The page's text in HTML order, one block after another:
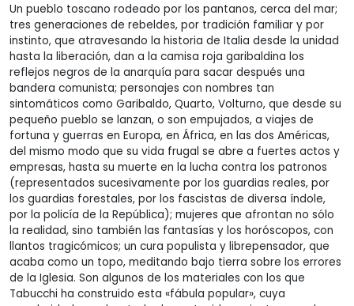
Un pueblo toscano rodeado por los pantanos, cerca del mar;
tres generaciones de rebeldes, por tradición familiar y por
instinto, que atravesando la historia de Italia desde la unidad
hasta la liberación, dan a la camisa roja garibaldina los
reflejos negros de la anarquía para sacar después una
bandera comunista; personajes con nombres tan
sintomáticos como Garibaldo, Quarto, Volturno, que desde su
pequeño pueblo se lanzan, o son empujados, a viajes de
fortuna y guerras en Europa, en África, en las dos Américas,
del mismo modo que su vida frugal se abre a fuertes actos y
empresas, hasta su muerte en la lucha contra los patronos
(representados sucesivamente por los guardias reales, por
los guardias forestales, por los fascistas de diversa índole,
por la policía de la República); mujeres que afrontan no sólo
la realidad, sino también las fantasías y los horóscopos, con
llantos tragicómicos; un cura populista y librepensador, que
acaba como un topo, meditando bajo tierra sobre los errores
de la Iglesia. Son algunos de los materiales con los que
Tabucchi ha construido esta «fábula popular», cuya